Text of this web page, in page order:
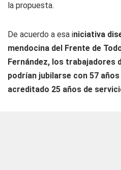
la propuesta.
De acuerdo a esa iniciativa
mendocina del Frente de
Fernández, los trabajadores
podrían jubilarse con 57
acreditado 25 años de